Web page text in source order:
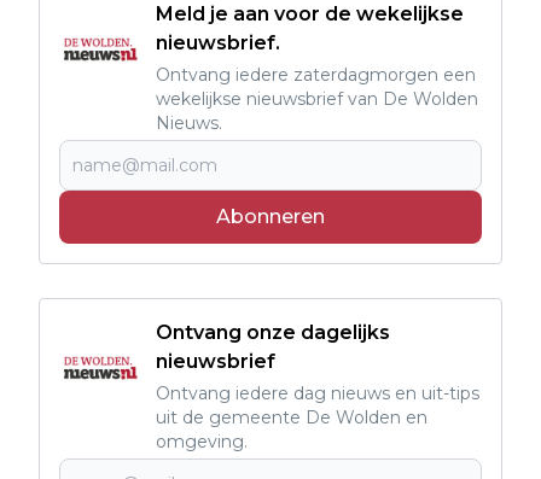
Meld je aan voor de wekelijkse
nieuwsbrief.
Ontvang iedere zaterdagmorgen een
wekelijkse nieuwsbrief van De Wolden
Nieuws.
Abonneren
Ontvang onze dagelijks
nieuwsbrief
Ontvang iedere dag nieuws en uit-tips
uit de gemeente De Wolden en
omgeving.